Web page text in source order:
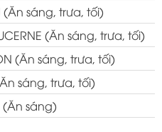
(Ăn sáng, trưa, tối)
(Ăn sáng, trưa, tối)
(Ăn sáng, trưa, tối)
sáng, trưa, tối)
(Ăn sáng)